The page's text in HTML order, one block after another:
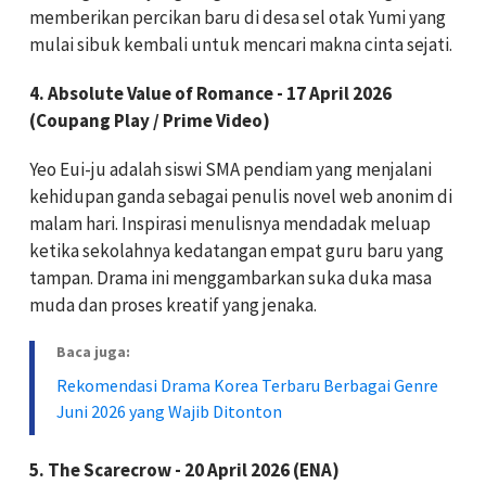
memberikan percikan baru di desa sel otak Yumi yang
mulai sibuk kembali untuk mencari makna cinta sejati.
4. Absolute Value of Romance - 17 April 2026
(Coupang Play / Prime Video)
Yeo Eui-ju adalah siswi SMA pendiam yang menjalani
kehidupan ganda sebagai penulis novel web anonim di
malam hari. Inspirasi menulisnya mendadak meluap
ketika sekolahnya kedatangan empat guru baru yang
tampan. Drama ini menggambarkan suka duka masa
muda dan proses kreatif yang jenaka.
Baca juga:
Rekomendasi Drama Korea Terbaru Berbagai Genre
Juni 2026 yang Wajib Ditonton
5. The Scarecrow - 20 April 2026 (ENA)